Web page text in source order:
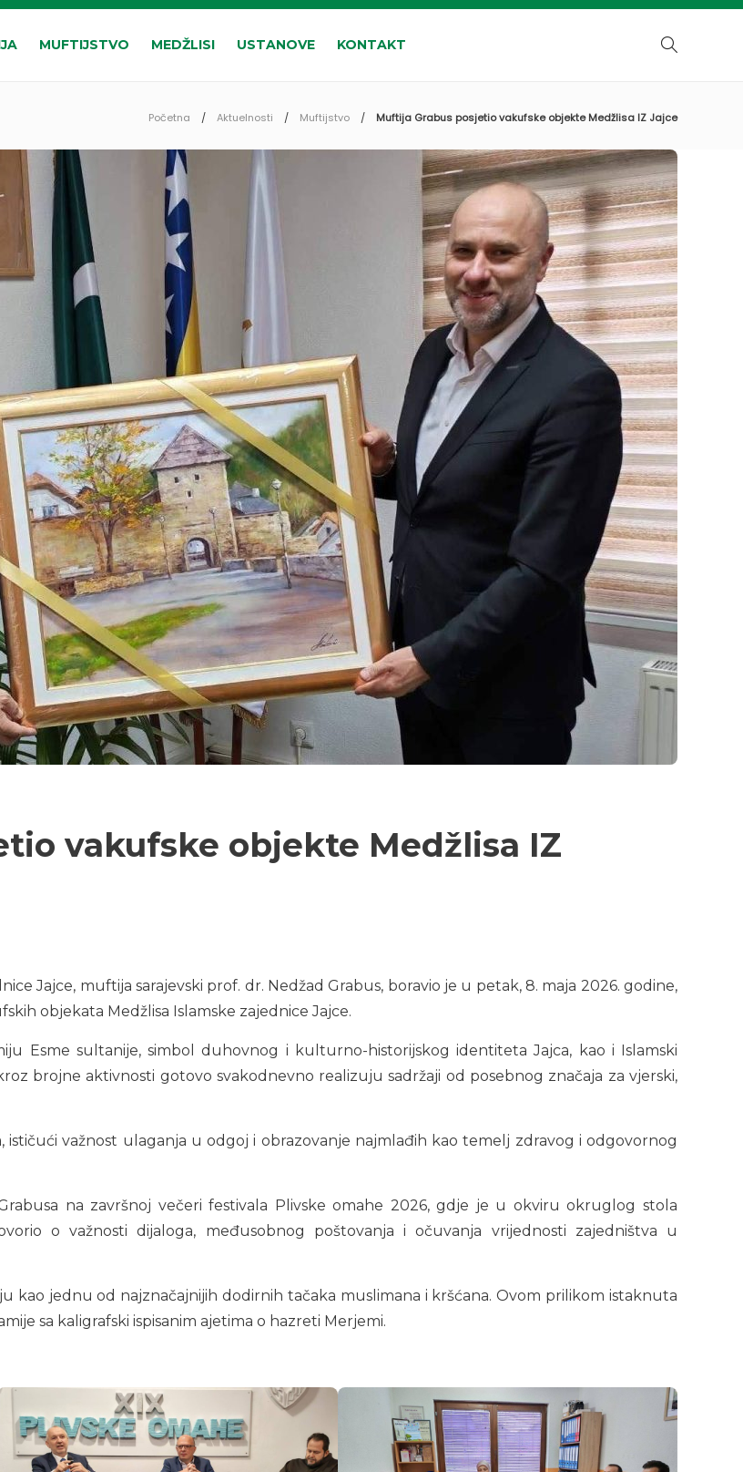
MUFTIJSTVO MEDŽLISI USTANOVE KONTAKT
Početna Aktuelnosti Muftijstvo Muftija Grabus posjetio vakufske objekte Medžlisa IZ Jajce
vakufske objekte Medžlisa IZ
Jajce, muftija sarajevski prof. dr. Nedžad Grabus, boravio je u petak, 8. maja 2026. godine,
objekata Medžlisa Islamske zajednice Jajce.
Esme sultanije, simbol duhovnog i kulturno-historijskog identiteta Jajca, kao i Islamski
brojne aktivnosti gotovo svakodnevno realizuju sadržaji od posebnog značaja za vjerski,
ističući važnost ulaganja u odgoj i obrazovanje najmlađih kao temelj zdravog i odgovornog
na završnoj večeri festivala Plivske omahe 2026, gdje je u okviru okruglog stola
o važnosti dijaloga, međusobnog poštovanja i očuvanja vrijednosti zajedništva u
kao jednu od najznačajnijih dodirnih tačaka muslimana i kršćana. Ovom prilikom istaknuta
sa kaligrafski ispisanim ajetima o hazreti Merjemi.